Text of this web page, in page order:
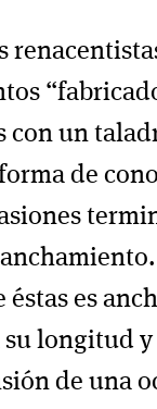
con un
de
es
su longitud
de una